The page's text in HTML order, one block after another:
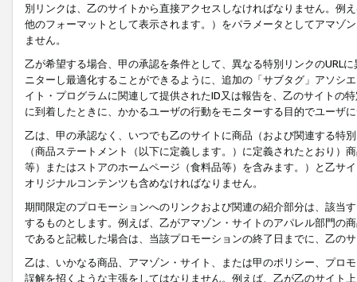
別リンクは、乙のサイトから直接アクセスしなければなりません。例
他のフォーマットとして表示されます。）をパラメータとしてアマゾ
ません。
乙が希望する場合、甲の承認を条件として、異なる特別リンクのURL
ニターし最適化することができるように、追加の「サブタグ」アソシ
イト・プログラムに関連して提供されたID又は報告を、乙のサイトの
に到着したときに、かかるユーザの行動をモニターする目的でユーザ
乙は、甲の承認なく、いつでも乙のサイトに商品（および関連する特
（商品ステートメント（以下に定義します。）に定義されたとおり
等）またはストアのホームページ（食料品等）を含みます。）と乙サ
オリジナルコンテンツも含めなければなりません。
期間限定のプロモーションへのリンクおよび関連の紹介部分は、該当
するものとします。例えば、乙がアマゾン・サイトのアパレル部門の
であると記載した場合は、当該プロモーションの終了日までに、乙の
乙は、いかなる商品、アマゾン・サイト、または甲のポリシー、プロ
誤解を招くような主張をしてはなりません。例えば、乙が乙のサイト